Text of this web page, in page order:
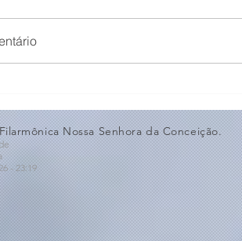
ao Dia dos
Nossa Senhora da Conceição.
- 23:19